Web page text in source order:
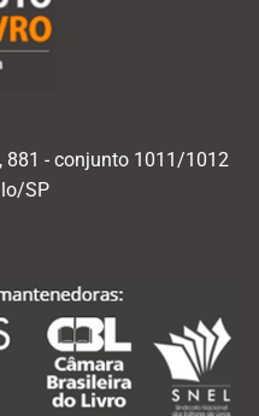
881 - conjunto 1011/1012
SP